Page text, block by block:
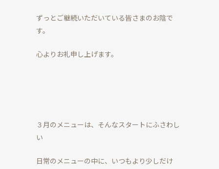
ずっとご継続いただいている皆さまのお陰で
す。
心よりお礼申し上げます。
３月のメニューは、そんなスタートにふさわし
い
日常のメニューの中に、いつもより少しだけ